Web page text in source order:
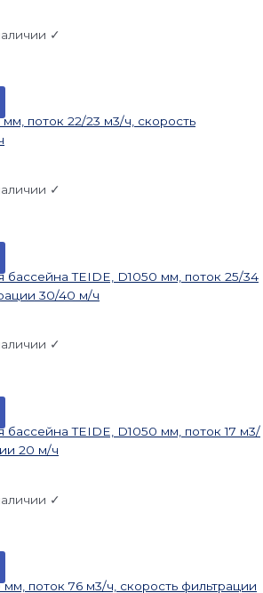
✓
поток 22/23 м3/ч, скорость
✓
TEIDE, D1050 мм, поток 25/34
30/40 м/ч
✓
TEIDE, D1050 мм, поток 17 м3/
20 м/ч
✓
поток 76 м3/ч, скорость фильтрации